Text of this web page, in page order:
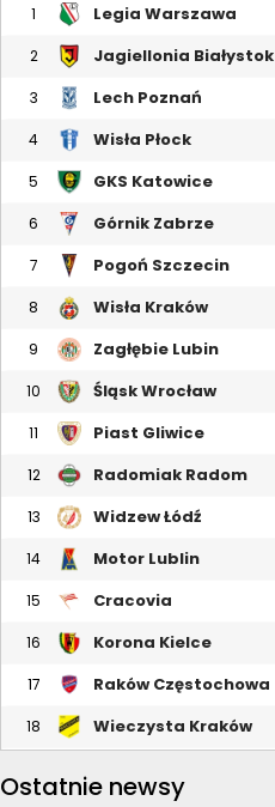
1 Legia Warszawa
2 Jagiellonia Białystok
3 Lech Poznań
4 Wisła Płock
5 GKS Katowice
6 Górnik Zabrze
7 Pogoń Szczecin
8 Wisła Kraków
9 Zagłębie Lubin
10 Śląsk Wrocław
11 Piast Gliwice
12 Radomiak Radom
13 Widzew Łódź
14 Motor Lublin
15 Cracovia
16 Korona Kielce
17 Raków Częstochowa
18 Wieczysta Kraków
Ostatnie newsy